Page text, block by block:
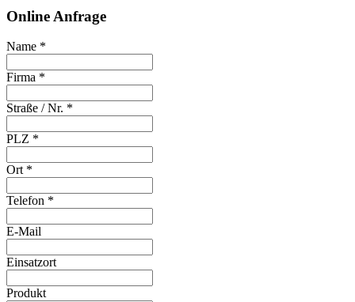
Online Anfrage
Name *
Firma *
Straße / Nr. *
PLZ *
Ort *
Telefon *
E-Mail
Einsatzort
Produkt